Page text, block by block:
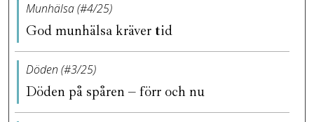
Munhälsa (#4/25)
God munhälsa kräver tid
Döden (#3/25)
Döden på spåren – förr och nu